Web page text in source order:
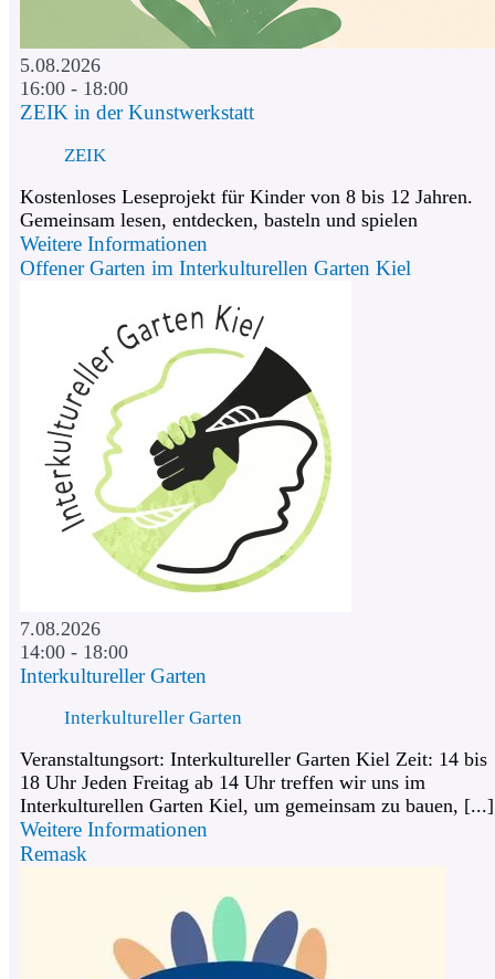
5.08.2026
16:00 - 18:00
ZEIK in der Kunstwerkstatt
ZEIK
Kostenloses Leseprojekt für Kinder von 8 bis 12 Jahren.
Gemeinsam lesen, entdecken, basteln und spielen
Weitere Informationen
Offener Garten im Interkulturellen Garten Kiel
7.08.2026
14:00 - 18:00
Interkultureller Garten
Interkultureller Garten
Veranstaltungsort: Interkultureller Garten Kiel Zeit: 14 bis
18 Uhr Jeden Freitag ab 14 Uhr treffen wir uns im
Interkulturellen Garten Kiel, um gemeinsam zu bauen, [...]
Weitere Informationen
Remask